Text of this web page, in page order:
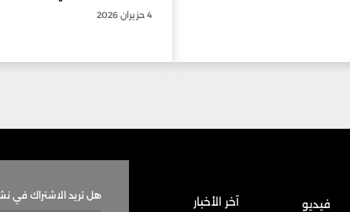
4 حزيران 2026
فيديو
آخر الأخبار
هل تريد الاشتراك في